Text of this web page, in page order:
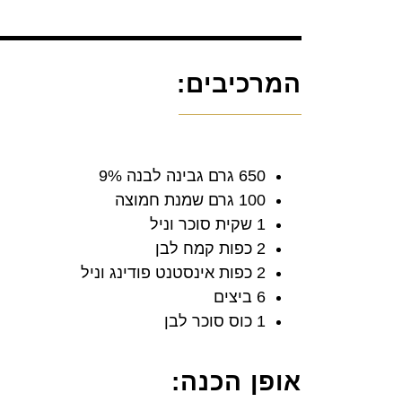
המרכיבים:
650 גרם גבינה לבנה 9%
100 גרם שמנת חמוצה
1 שקית סוכר וניל
2 כפות קמח לבן
2 כפות אינסטנט פודינג וניל
6 ביצים
1 כוס סוכר לבן
אופן הכנה: